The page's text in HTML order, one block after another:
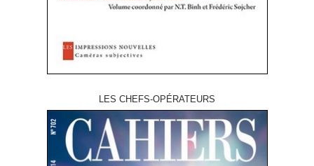
LES CHEFS-OPÉRATEURS